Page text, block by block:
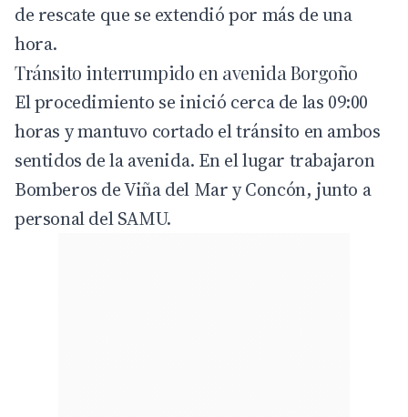
de rescate que se extendió por más de una
hora.
Tránsito interrumpido en avenida Borgoño
El procedimiento se inició cerca de las 09:00
horas y mantuvo cortado el tránsito en ambos
sentidos de la avenida. En el lugar trabajaron
Bomberos de Viña del Mar y Concón, junto a
personal del SAMU.